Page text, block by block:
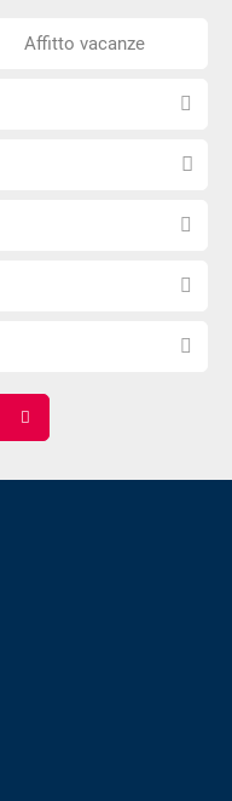
Affitto vacanze